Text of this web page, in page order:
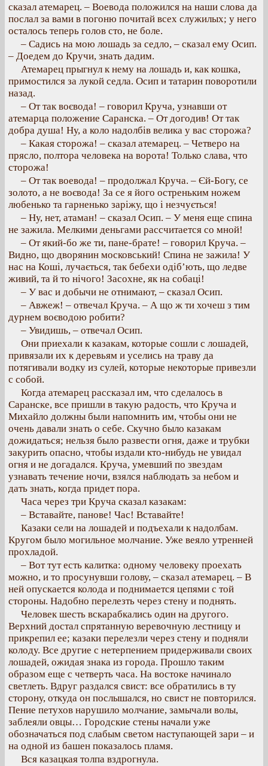
сказал атемарец. – Воевода положился на наши слова да
послал за вами в погоню почитай всех служилых; у него
осталось теперь голов сто, не боле.
– Садись на мою лошадь за седло, – сказал ему Осип.
– Доедем до Кручи, знать дадим.
Атемарец прыгнул к нему на лошадь и, как кошка,
примостился за лукой седла. Осип и татарин поворотили
назад.
– От так воєвода! – говорил Круча, узнавши от
атемарца положение Саранска. – От догодив! От так
добра душа! Ну, а коло надолбів велика у вас сторожа?
– Какая сторожа! – сказал атемарец. – Четверо на
прясло, полтора человека на ворота! Только слава, что
сторожа!
– От так воевода! – продолжал Круча. – Єй-Богу, се
золото, а не воєвода! За се я його остреньким ножем
любенько та гарненько заріжу, що і незчується!
– Ну, нет, атаман! – сказал Осип. – У меня еще спина
не зажила. Мелкими деньгами рассчитается со мной!
– От який-бо же ти, пане-брате! – говорил Круча. –
Видно, що дворянин московський! Спина не зажила! У
нас на Коші, лучається, так бебехи одіб’ють, що ледве
живий, та й то нічого! Засохне, як на собаці!
– У вас и добычи не отнимают, – сказал Осип.
– Авжеж! – отвечал Круча. – А що ж ти хочеш з тим
дурнем воєводою робити?
– Увидишь, – отвечал Осип.
Они приехали к казакам, которые сошли с лошадей,
привязали их к деревьям и уселись на траву да
потягивали водку из сулей, которые некоторые привезли
с собой.
Когда атемарец рассказал им, что сделалось в
Саранске, все пришли в такую радость, что Круча и
Михайло должны были напомнить им, чтобы они не
очень давали знать о себе. Скучно было казакам
дожидаться; нельзя было развести огня, даже и трубки
закурить опасно, чтобы издали кто-нибудь не увидал
огня и не догадался. Круча, умевший по звездам
узнавать течение ночи, взялся наблюдать за небом и
дать знать, когда придет пора.
Часа через три Круча сказал казакам:
– Вставайте, панове! Час! Вставайте!
Казаки сели на лошадей и подъехали к надолбам.
Кругом было могильное молчание. Уже веяло утренней
прохладой.
– Вот тут есть калитка: одному человеку проехать
можно, и то просунувши голову, – сказал атемарец. – В
ней опускается колода и поднимается цепями с той
стороны. Надобно перелезть через стену и поднять.
Человек шесть вскарабкались один на другого.
Верхний достал спрятанную веревочную лестницу и
прикрепил ее; казаки перелезли через стену и подняли
колоду. Все другие с нетерпением придерживали своих
лошадей, ожидая знака из города. Прошло таким
образом еще с четверть часа. На востоке начинало
светлеть. Вдруг раздался свист: все обратились в ту
сторону, откуда он послышался, но свист не повторился.
Пение петухов нарушило молчание, замычали волы,
заблеяли овцы… Городские стены начали уже
обозначаться под слабым светом наступающей зари – и
на одной из башен показалось пламя.
Вся казацкая толпа вздрогнула.